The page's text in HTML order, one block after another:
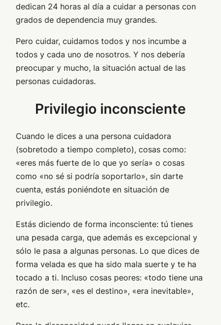
dedican 24 horas al día a cuidar a personas con
grados de dependencia muy grandes.
Pero cuidar, cuidamos todos y nos incumbe a
todos y cada uno de nosotros. Y nos debería
preocupar y mucho, la situación actual de las
personas cuidadoras.
Privilegio inconsciente
Cuando le dices a una persona cuidadora
(sobretodo a tiempo completo), cosas como:
«eres más fuerte de lo que yo sería» o cosas
como «no sé si podría soportarlo», sin darte
cuenta, estás poniéndote en situación de
privilegio.
Estás diciendo de forma inconsciente: tú tienes
una pesada carga, que además es excepcional y
sólo le pasa a algunas personas. Lo que dices de
forma velada es que ha sido mala suerte y te ha
tocado a ti. Incluso cosas peores: «todo tiene una
razón de ser», «es el destino», «era inevitable»,
etc.